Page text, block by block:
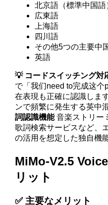
北京語（標準中国語
広東語
上海語
四川語
その他5つの主要中
英語
💡 コードスイッチング対
で「我们need to完成这个
在表現も正確に認識しま
ンで頻繁に発生する英中
詞認識機能音楽ストリー
歌詞検索サービスなど、
の活用を想定した独自機
MiMo-V2.5
リット
✅ 主要なメリット